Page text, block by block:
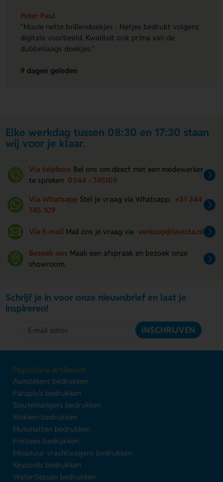
Peter Paul
"Mooie nette brillendoekjes - Netjes bedrukt volgens
digitale voorbeeld. Kwaliteit ook prima van de
dubbellaags doekjes."
9 dagen geleden
Elke werkdag tussen 08:30 en 17:30 staan
wij voor je klaar.
Via telefoon Bel ons om direct met een medewerker
te spreken 0344 - 745109
Via Whatsapp Stel je vraag via Whatsapp. +31 344
745 109
Via E-mail Mail ons je vraag via verkoop@lavista.nl
Bezoek ons Maak een afspraak en bezoek onze
showroom.
Schrijf je in voor onze nieuwsbrief en laat je
inspireren!
INSCHRIJVEN
Populaire artikelen
Aanstekers bedrukken
Paraplu's bedrukken
Sleutelhangers bedrukken
Mokken bedrukken
Muismatten bedrukken
Frisbees bedrukken
Miniatuur vrachtwagens bedrukken
Keycords bedrukken
Waterflessen bedrukken